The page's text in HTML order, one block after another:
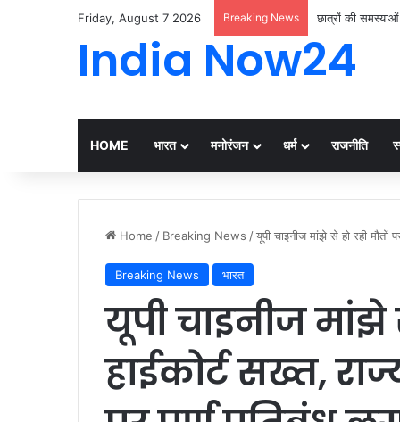
Friday, August 7 2026 Breaking News छात्रों की समस्याओं
India Now24
HOME भारत मनोरंजन धर्म राजनीति
Home / Breaking News /यूपी चाइनीज मांझे से हो रही
Breaking News भारत
यूपी चाइनीज मांझे
हाईकोर्ट सख्त,